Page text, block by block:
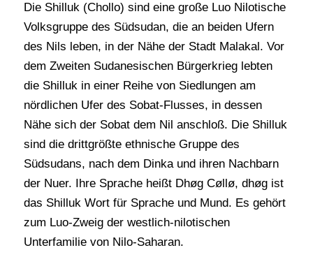
Die Shilluk (Chollo) sind eine große Luo Nilotische
Volksgruppe des Südsudan, die an beiden Ufern
des Nils leben, in der Nähe der Stadt Malakal. Vor
dem Zweiten Sudanesischen Bürgerkrieg lebten
die Shilluk in einer Reihe von Siedlungen am
nördlichen Ufer des Sobat-Flusses, in dessen
Nähe sich der Sobat dem Nil anschloß. Die Shilluk
sind die drittgrößte ethnische Gruppe des
Südsudans, nach dem Dinka und ihren Nachbarn
der Nuer. Ihre Sprache heißt Dhøg Cøllø, dhøg ist
das Shilluk Wort für Sprache und Mund. Es gehört
zum Luo-Zweig der westlich-nilotischen
Unterfamilie von Nilo-Saharan.